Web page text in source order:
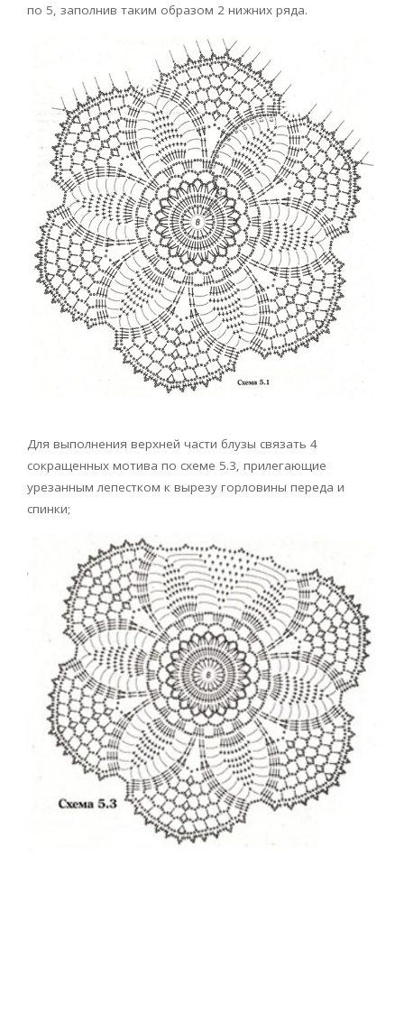
по 5, заполнив таким образом 2 нижних ряда.
Для выполнения верхней части блузы связать 4
сокращенных мотива по схеме 5.3, прилегающие
урезанным лепестком к вырезу горловины переда и
спинки;